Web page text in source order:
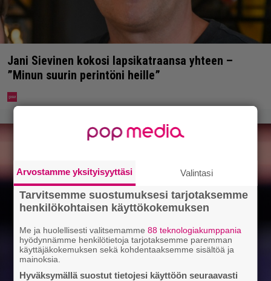
Jani Sievinen kokosi lapsikatraansa yhteen –
”Minun suurin perintöni heille”
Arvostamme yksityisyyttäsi Valintasi
Tarvitsemme suostumuksesi tarjotaksemme
henkilökohtaisen käyttökokemuksen
Me ja huolellisesti valitsemamme88 teknologiakumppania
hyödynnämme henkilötietoja tarjotaksemme paremman
käyttäjäkokemuksen sekä kohdentaaksemme sisältöä ja
mainoksia.
Hyväksymällä suostut tietojesi käyttöön seuraavasti